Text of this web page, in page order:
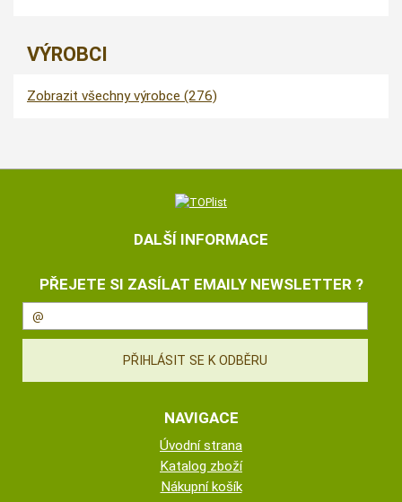
VÝROBCI
Zobrazit všechny výrobce (276)
DALŠÍ INFORMACE
PŘEJETE SI ZASÍLAT EMAILY NEWSLETTER ?
NAVIGACE
Úvodní strana
Katalog zboží
Nákupní košík